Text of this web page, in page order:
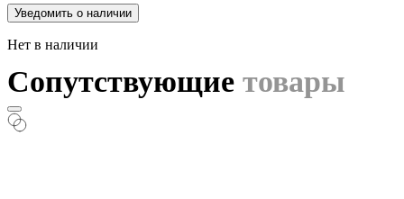
Уведомить о наличии
Нет в наличии
Сопутствующие товары